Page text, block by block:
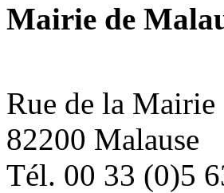
Mairie de
Rue de la Mairie
82200 Malause
Tél. 00 33 (0)5